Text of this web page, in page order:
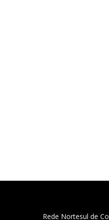
Rede Nortesul de